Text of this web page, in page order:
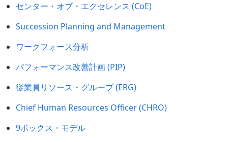
センター・オブ・エクセレンス (CoE)
Succession Planning and Management
ワークフォース分析
パフォーマンス改善計画 (PIP)
従業員リソース・グループ (ERG)
Chief Human Resources Officer (CHRO)
9ボックス・モデル